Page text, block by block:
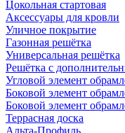
Цокольная стартовая
Аксессуары для кровли
Уличное покрытие
Газонная решётка
Универсальная решётка
Решётка с
Угловой элемент
Боковой элемент
Боковой элемент
Террасная доска
Альта-Профиль